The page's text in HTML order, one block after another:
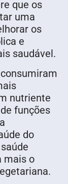
que os
uma
os
e
saudável.
nutriente
funções
do
mais o